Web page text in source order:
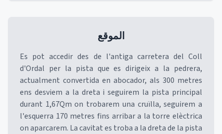
الموقع
Es pot accedir des de l'antiga carretera del Coll
d'Ordal per la pista que es dirigeix a la pedrera,
actualment convertida en abocador, als 300 metres
ens desviem a la dreta i seguirem la pista principal
durant 1,67Qm on trobarem una cruïlla, seguirem a
l'esquerra 170 metres fins arribar a la torre elèctrica
on aparcarem. La cavitat es troba a la dreta de la pista